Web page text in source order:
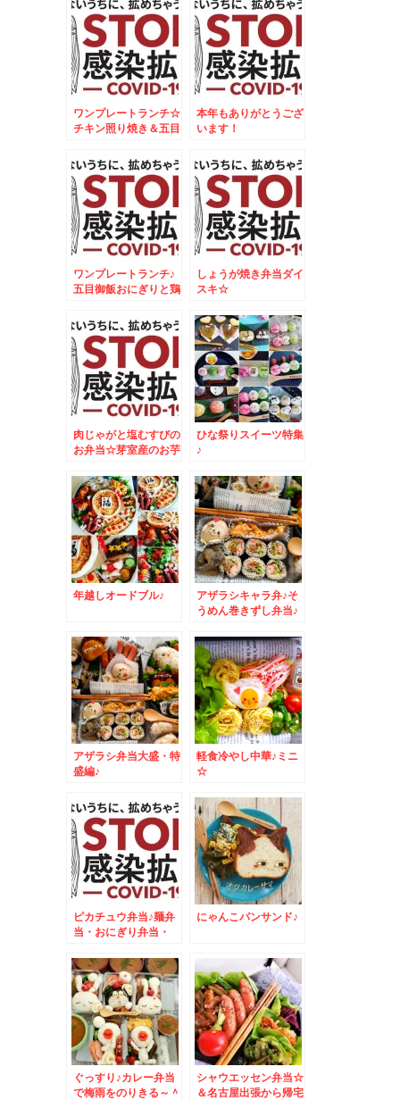
ワンプレートランチ☆
チキン照り焼き＆五目
ート☆
本年もありがとうござ
います！
ワンプレートランチ♪
五目御飯おにぎりと鶏
しょうが焼き弁当ダイ
スキ☆
肉じゃがと塩むすびの
お弁当☆芽室産のお芋
～＾＾
ひな祭りスイーツ特集
♪
年越しオードブル♪
アザラシキャラ弁♪そ
うめん巻きずし弁当♪
アザラシ弁当大盛・特
盛編♪
軽食冷やし中華♪ミニ
☆
ピカチュウ弁当♪麺弁
当・おにぎり弁当・
色々
にゃんこパンサンド♪
ぐっすり♪カレー弁当
で梅雨をのりきる～＾
シャウエッセン弁当☆
＆名古屋出張から帰宅